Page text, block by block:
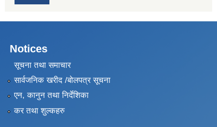
Notices
सूचना तथा समाचार
सार्वजनिक खरीद /बोलपत्र सूचना
एन, कानुन तथा निर्देशिका
कर तथा शुल्कहरु